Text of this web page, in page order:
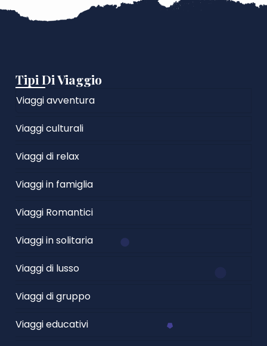
Tipi Di Viaggio
Viaggi avventura
Viaggi culturali
Viaggi di relax
Viaggi in famiglia
Viaggi Romantici
Viaggi in solitaria
Viaggi di lusso
Viaggi di gruppo
Viaggi educativi